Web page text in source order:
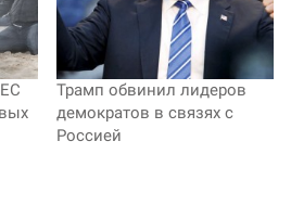
Трамп обвинил лидеров
демократов в связях с
Россией